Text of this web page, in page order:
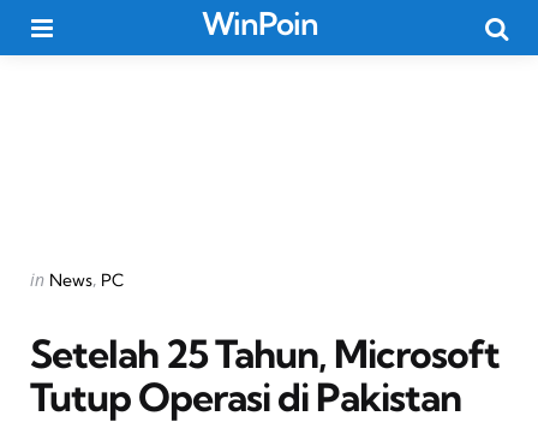
WinPoin
Categories
Posted
in News PC
Setelah 25 Tahun, Microsoft
Tutup Operasi di Pakistan